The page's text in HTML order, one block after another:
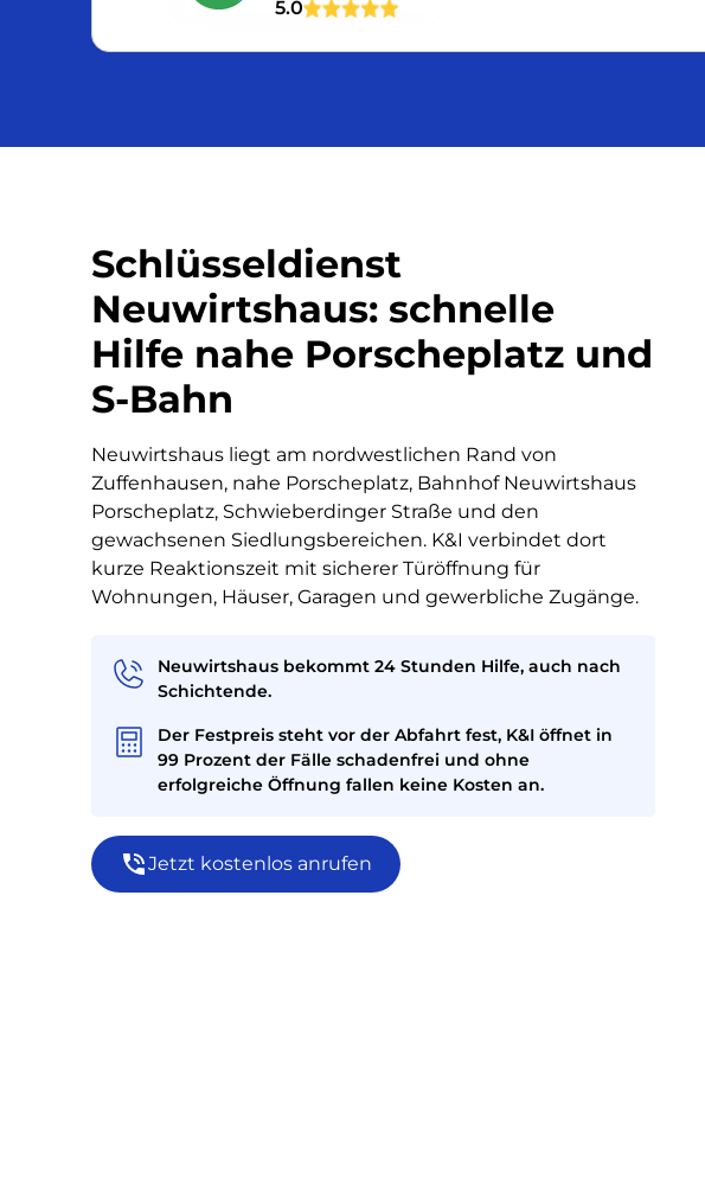
5.0
Schlüsseldienst
Neuwirtshaus: schnelle
Hilfe nahe Porscheplatz und
S-Bahn
Neuwirtshaus liegt am nordwestlichen Rand von
Zuffenhausen, nahe Porscheplatz, Bahnhof Neuwirtshaus
Porscheplatz, Schwieberdinger Straße und den
gewachsenen Siedlungsbereichen. K&I verbindet dort
kurze Reaktionszeit mit sicherer Türöffnung für
Wohnungen, Häuser, Garagen und gewerbliche Zugänge.
Neuwirtshaus bekommt 24 Stunden Hilfe, auch nach
Schichtende.
Der Festpreis steht vor der Abfahrt fest, K&I öffnet in
99 Prozent der Fälle schadenfrei und ohne
erfolgreiche Öffnung fallen keine Kosten an.
Jetzt kostenlos anrufen